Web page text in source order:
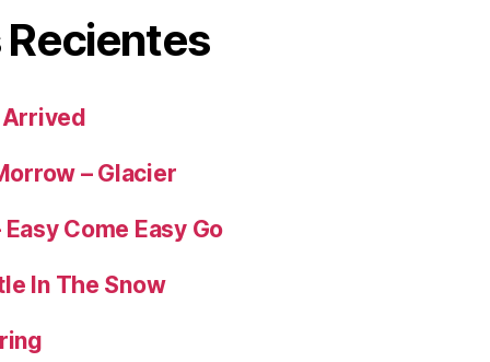
– Glacier
Come Easy Go
In The Snow